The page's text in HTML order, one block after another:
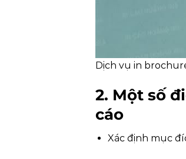
Dịch vụ in
2. Một số
cáo
Xác định mục